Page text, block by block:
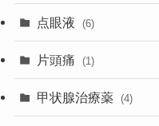
点眼液 (6)
片頭痛 (1)
甲状腺治療薬 (4)